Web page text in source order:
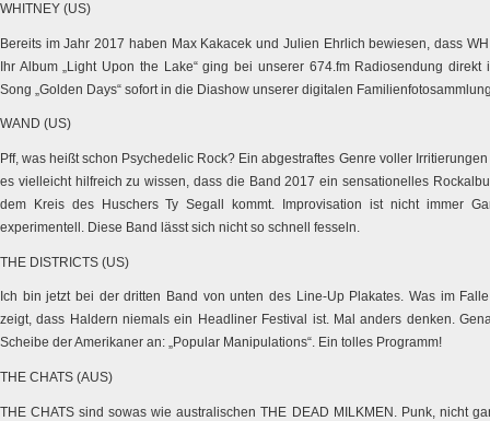
WHITNEY (US)
Bereits im Jahr 2017 haben Max Kakacek und Julien Ehrlich bewiesen, dass
Ihr Album „Light Upon the Lake“ ging bei unserer 674.fm Radiosendung
Song „Golden Days“ sofort in die Diashow unserer digitalen
WAND (US)
Pff, was heißt schon Psychedelic Rock? Ein abgestraftes Genre voller
es vielleicht hilfreich zu wissen, dass die Band 2017 ein sensationelles
dem Kreis des Huschers Ty Segall kommt. Improvisation ist nicht immer
experimentell. Diese Band lässt sich nicht so schnell fesseln.
THE DISTRICTS (US)
Ich bin jetzt bei der dritten Band von unten des Line-Up Plakates. Was im
zeigt, dass Haldern niemals ein Headliner Festival ist. Mal anders denken.
Scheibe der Amerikaner an: „Popular Manipulations“. Ein tolles Programm!
THE CHATS (AUS)
THE CHATS sind sowas wie australischen THE DEAD MILKMEN. Punk, nicht